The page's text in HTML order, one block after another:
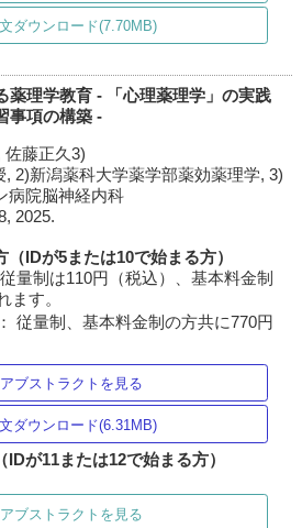
ダウンロード(7.70MB)
薬理学教育 - 「心理薬理学」の実践
事項の構築 -
佐藤正久3)
2)新潟薬科大学薬学部薬効薬理学, 3)
病院脳神経内科
2025.
IDが5または10で始まる方）
量制は110円（税込）、基本料金制
ます。
従量制、基本料金制の方共に770円
アブストラクトを見る
ダウンロード(6.31MB)
が11または12で始まる方）
アブストラクトを見る